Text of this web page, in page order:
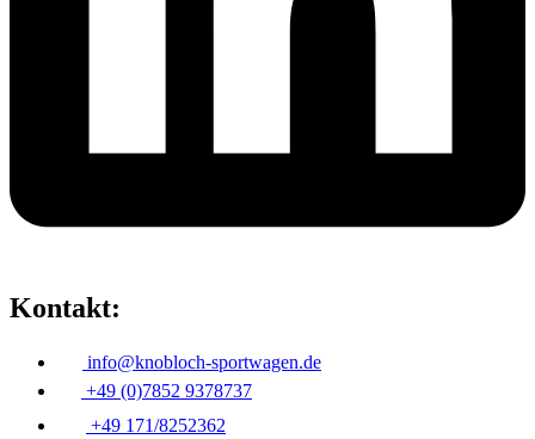
Kontakt:
info@knobloch-sportwagen.de
+49 (0)7852 9378737
+49 171/8252362